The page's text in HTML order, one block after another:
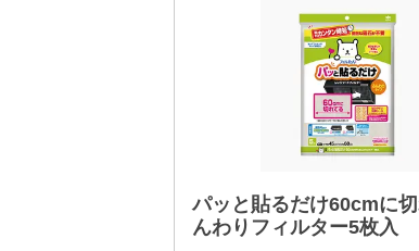
パッと貼るだけ60cmに
んわりフィルター5枚入